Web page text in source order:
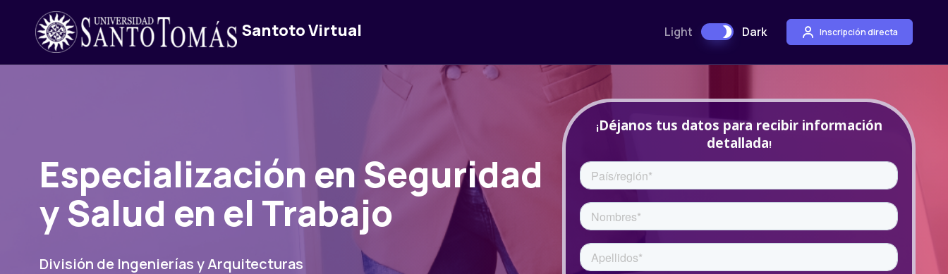
Santoto Virtual Light Dark Inscripción directa
Especialización en Seguridad
y Salud en el Trabajo
División de Ingenierías y Arquitecturas